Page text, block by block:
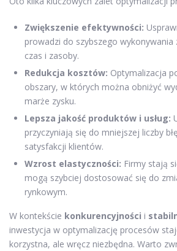
Zwiększenie efektywności:
prowadzi do szybszego wykonywania
czas i zasoby.
Redukcja kosztów: Optymalizacja
obszary, w których można obniżyć
marże zysku.
Lepsza jakość produktów i usług:
przyczyniają się do mniejszej liczby
satysfakcji klientów.
Wzrost elastyczności: Firmy stają
mogą szybciej dostosować się do
rynkowym.
W kontekście konkurencyjności i
inwestycja w optymalizację procesów
korzystna, ale wręcz niezbędna. Warto